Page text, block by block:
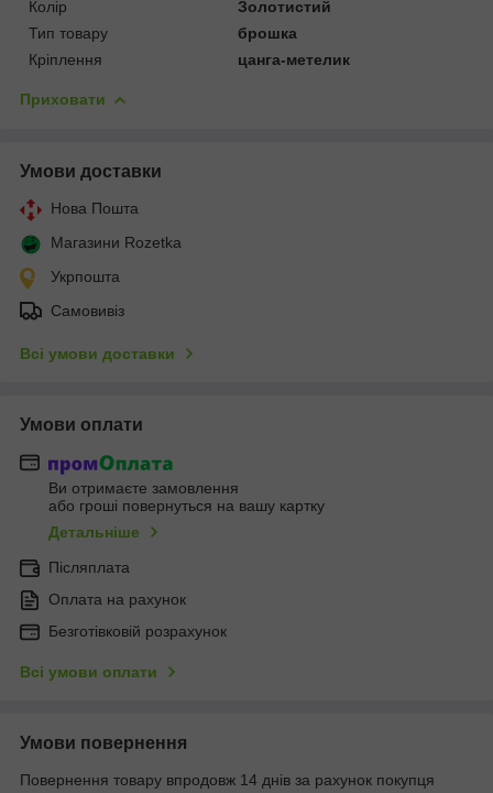
Колір
Золотистий
Тип товару
брошка
Кріплення
цанга-метелик
Приховати
Умови доставки
Нова Пошта
Магазини Rozetka
Укрпошта
Самовивіз
Всі умови доставки
Умови оплати
Ви отримаєте замовлення
або гроші повернуться на вашу картку
Детальніше
Післяплата
Оплата на рахунок
Безготівковій розрахунок
Всі умови оплати
Умови повернення
Повернення товару впродовж 14 днів за рахунок покупця